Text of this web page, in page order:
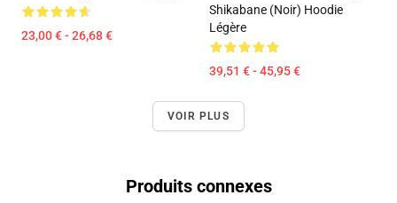
23,00 € - 26,68 €
Shikabane (noir) Hoodie
Légère
39,51 € - 45,95 €
VOIR PLUS
Produits connexes